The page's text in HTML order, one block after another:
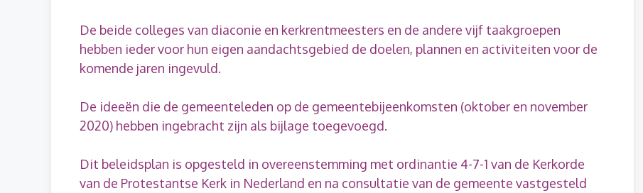
De beide colleges van diaconie en kerkrentmeesters en de andere vijf taakgroepen
hebben ieder voor hun eigen aandachtsgebied de doelen, plannen en activiteiten voor de
komende jaren ingevuld.
De ideeën die de gemeenteleden op de gemeentebijeenkomsten (oktober en november
2020) hebben ingebracht zijn als bijlage toegevoegd.
Dit beleidsplan is opgesteld in overeenstemming met ordinantie 4-7-1 van de Kerkorde
van de Protestantse Kerk in Nederland en na consultatie van de gemeente vastgesteld